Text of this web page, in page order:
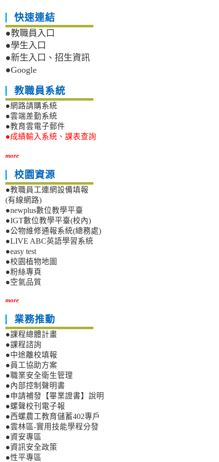
快速連結
●教職員入口
●學生入口
●新生入口、招生資訊
●Google
教職員系統
●網路請購系統
●雲端差勤系統
●教育雲電子郵件
●成績輸入系統、課表查詢
more
校園資源
●教職員工連網設備填報
(有線網路)
●newplus數位教學平臺
●IGT數位教學平臺(校內)
●公物維修通報系統(總務處)
●LIVE ABC英語學習系統
●easy test
●校園植物地圖
●粉絲專頁
●空氣品質
more
業務推動
●課程總體計畫
●課程諮詢
●中途離校填報
●員工協助方案
●職業安全衛生管理
●內部控制聲明書
●申請補發【畢業證書】說明
●螺聲校刊電子報
●西螺農工教育儲蓄402專戶
●雲林區-實用技能學程分發
●資安專區
●資訊安全政策
●性平專區